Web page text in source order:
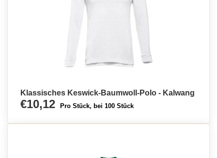
Klassisches Keswick-Baumwoll-Polo - Kalwang
€10,12 Pro Stück, bei 100 Stück